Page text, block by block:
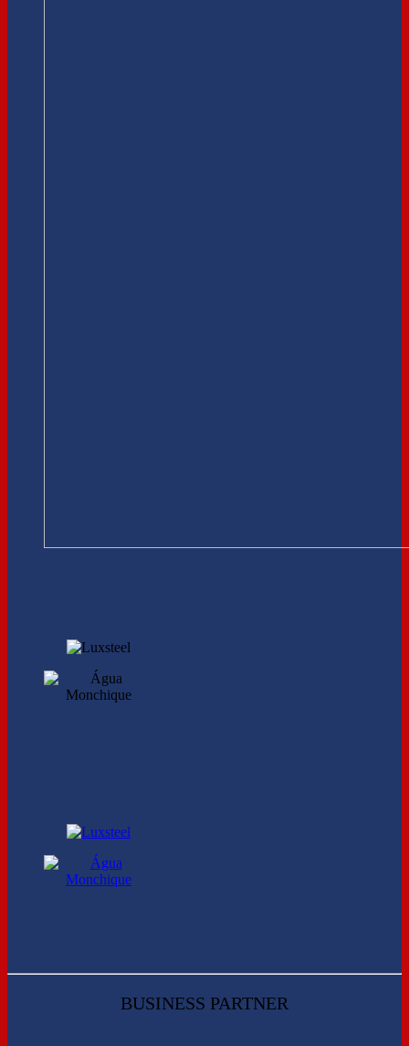
BUSINESS PARTNER